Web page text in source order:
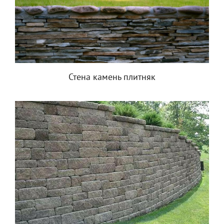
Стена камень плитняк